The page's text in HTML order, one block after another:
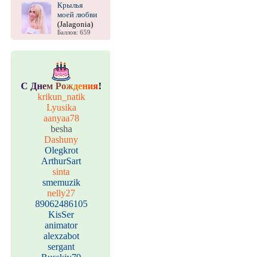
Крылья
моей любви
(Jalagonia)
Баллов: 659
С Днем Рождения!
krikun_natik
Lyusika
aanyaa78
besha
Dashuny
Olegkrot
ArthurSart
sinta
smemuzik
nelly27
89062486105
KisSer
animator
alexzabot
sergant